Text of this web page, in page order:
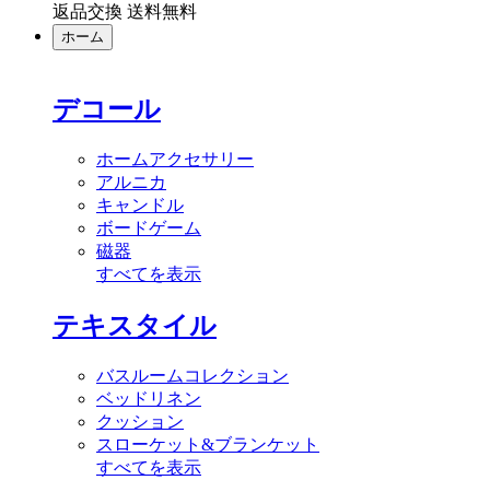
返品交換 送料無料
ホーム
デコール
ホームアクセサリー
アルニカ
キャンドル
ボードゲーム
磁器
すべてを表示
テキスタイル
バスルームコレクション
ベッドリネン
クッション
スローケット&ブランケット
すべてを表示